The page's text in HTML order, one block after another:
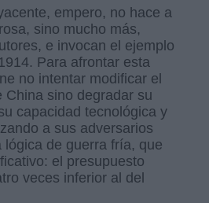
empero, no hace a
sino mucho más,
e invocan el ejemplo
Para afrontar esta
no intentar modificar el
China sino degradar su
capacidad tecnológica y
a sus adversarios
lógica de guerra fría, que
el presupuesto
veces inferior al del